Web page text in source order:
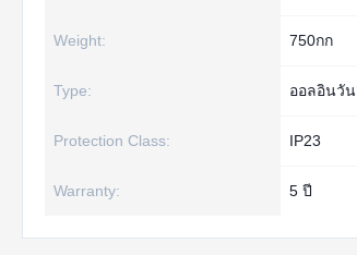
Weight: 750กก
Type: ออลอินวัน
Protection Class: IP23
Warranty: 5 ปี